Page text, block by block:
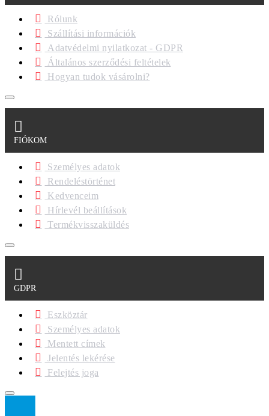
Rólunk
Szállítási információk
Adatvédelmi nyilatkozat - GDPR
Általános szerződési feltételek
Hogyan tudok vásárolni?
FIÓKOM
Személyes adatok
Rendeléstörténet
Kedvenceim
Hírlevél beállítások
Termékvisszaküldés
GDPR
Eszköztár
Személyes adatok
Mentett címek
Jelentés lekérése
Felejtés joga